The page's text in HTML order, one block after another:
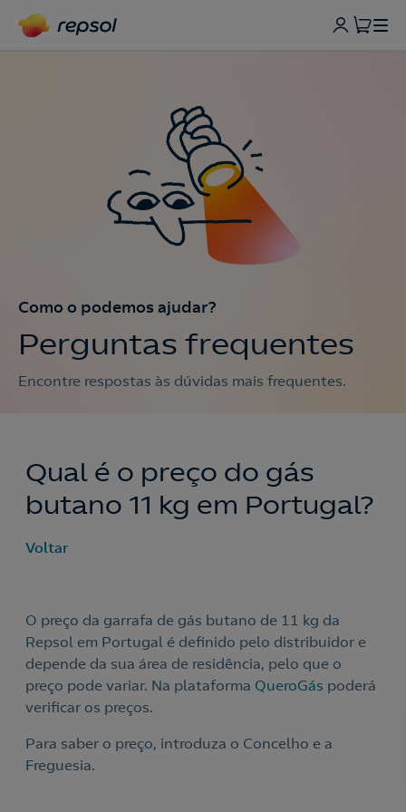
Nós ligamos!
Como o podemos ajudar?
Perguntas frequentes
Encontre respostas às dúvidas mais frequentes.
Qual é o preço do gás
butano 11 kg em Portugal?
Voltar
O preço da garrafa de gás butano de 11 kg da
Repsol em Portugal é definido pelo distribuidor e
depende da sua área de residência, pelo que o
preço pode variar. Na plataforma QueroGás poderá
verificar os preços.
Para saber o preço, introduza o Concelho e a
Freguesia.